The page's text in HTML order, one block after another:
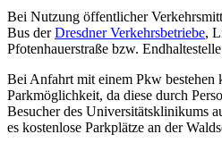
Bei Nutzung öffentlicher
Bus derDresdner Verkehrsbetriebe,
Pfotenhauerstraße bzw.
Bei Anfahrt mit einem Pkw bestehen
Parkmöglichkeit, da diese durch
Besucher des Universitätsklinikums
es kostenlose Parkplätze an der